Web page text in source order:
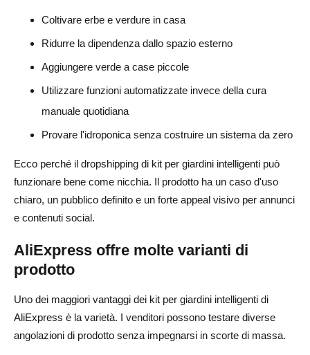
Coltivare erbe e verdure in casa
Ridurre la dipendenza dallo spazio esterno
Aggiungere verde a case piccole
Utilizzare funzioni automatizzate invece della cura
manuale quotidiana
Provare l'idroponica senza costruire un sistema da zero
Ecco perché il dropshipping di kit per giardini intelligenti può
funzionare bene come nicchia. Il prodotto ha un caso d'uso
chiaro, un pubblico definito e un forte appeal visivo per annunci
e contenuti social.
AliExpress offre molte varianti di
prodotto
Uno dei maggiori vantaggi dei kit per giardini intelligenti di
AliExpress è la varietà. I venditori possono testare diverse
angolazioni di prodotto senza impegnarsi in scorte di massa.